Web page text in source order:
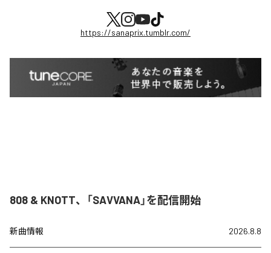
https://sanaprix.tumblr.com/
808 & KNOTT、「SAVVANA」を配信開始
新曲情報 2026.8.8